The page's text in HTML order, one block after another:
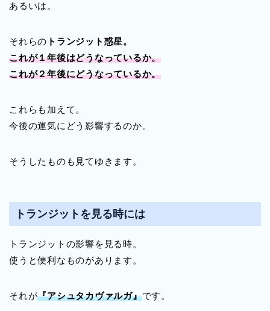
あるいは。
それらの トランジット惑星。
これが１年後はどうなっているか。
これが２年後にどうなっているか。
これらも加えて。
今後の運気にどう影響するのか。
そうしたものも見てゆきます。
トランジットを見る時には
トランジットの影響を見る時。
使うと便利なものがあります。
それが『アシュタカヴァルガ』です。